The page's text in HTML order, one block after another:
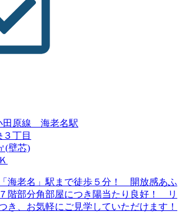
田原線 海老名駅
丁目
(壁芯)
海老名」駅まで徒歩５分！ 開放感あふ
階部分角部屋につき陽当たり良好！ リ
き、お気軽にご見学していただけます！